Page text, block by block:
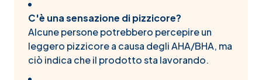
C'è una sensazione di pizzicore?
Alcune persone potrebbero percepire un
leggero pizzicore a causa degli AHA/BHA, ma
ciò indica che il prodotto sta lavorando.